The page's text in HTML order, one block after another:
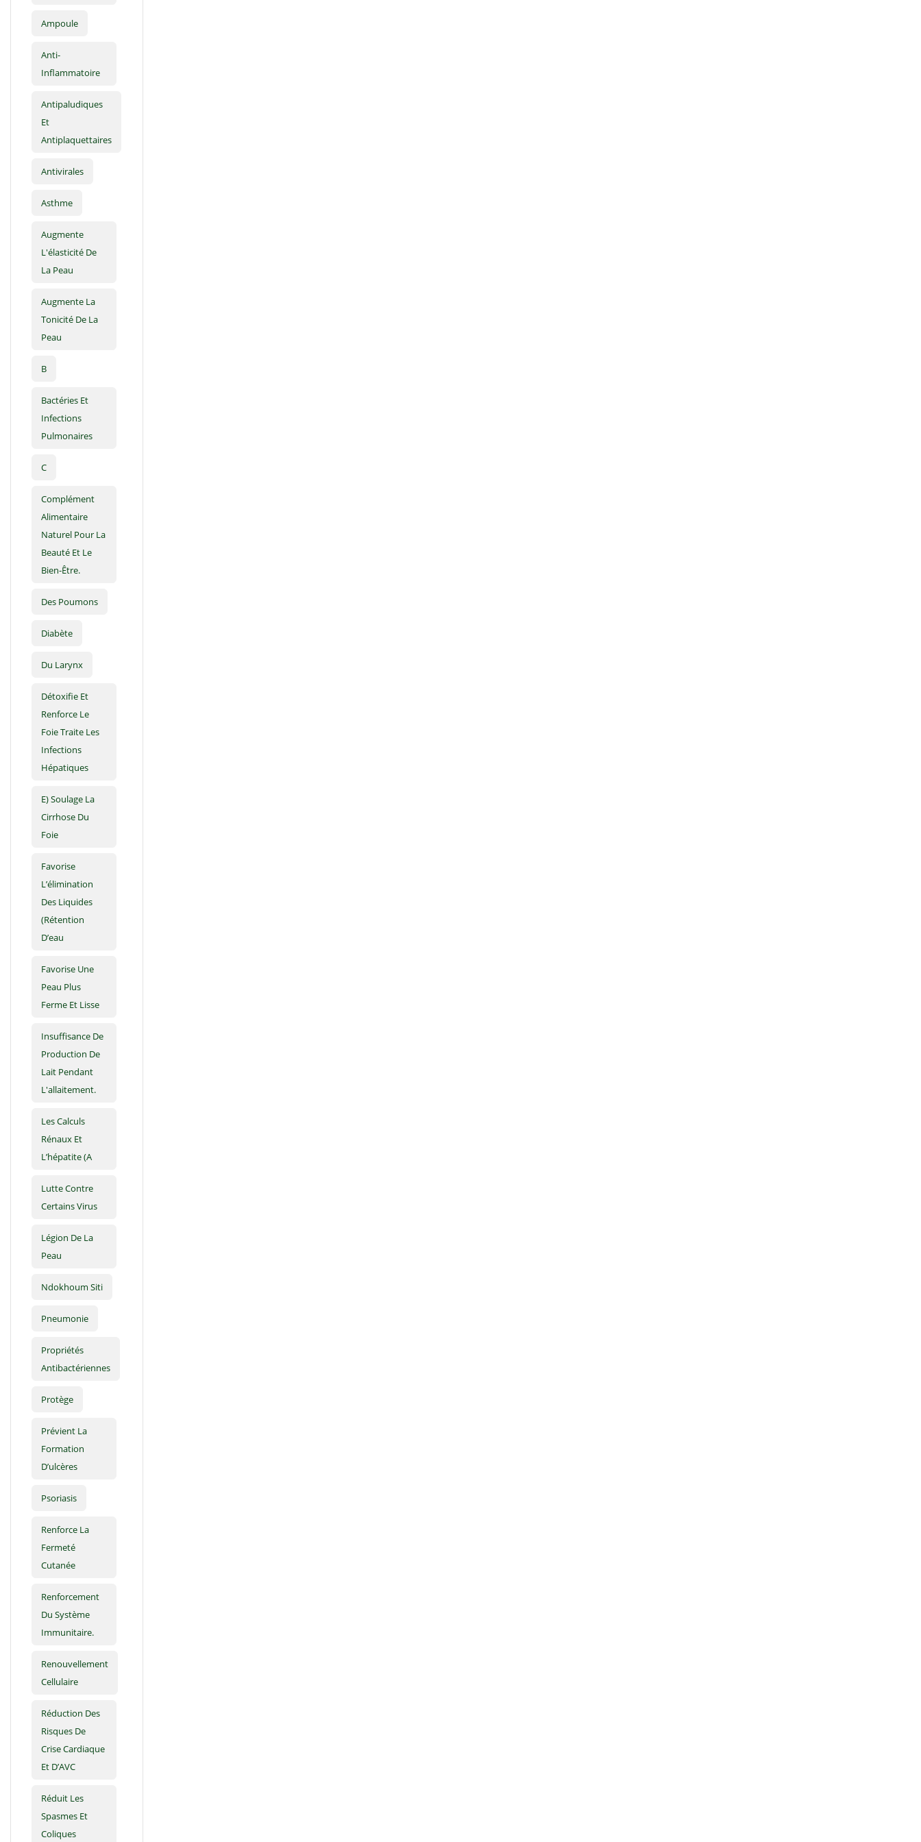
Ampoule
Anti-
Inflammatoire
Antipaludiques
Et
Antiplaquettaires
Antivirales
Asthme
Augmente
L'élasticité De
La Peau
Augmente La
Tonicité De La
Peau
B
Bactéries Et
Infections
Pulmonaires
C
Complément
Alimentaire
Naturel Pour La
Beauté Et Le
Bien-Être.
Des Poumons
Diabète
Du Larynx
Détoxifie Et
Renforce Le
Foie Traite Les
Infections
Hépatiques
E) Soulage La
Cirrhose Du
Foie
Favorise
L’élimination
Des Liquides
(rétention
D’eau
Favorise Une
Peau Plus
Ferme Et Lisse
Insuffisance De
Production De
Lait Pendant
L'allaitement.
Les Calculs
Rénaux Et
L’hépatite (A
Lutte Contre
Certains Virus
Légion De La
Peau
Ndokhoum Siti
Pneumonie
Propriétés
Antibactériennes
Protège
Prévient La
Formation
D’ulcères
Psoriasis
Renforce La
Fermeté
Cutanée
Renforcement
Du Système
Immunitaire.
Renouvellement
Cellulaire
Réduction Des
Risques De
Crise Cardiaque
Et D’AVC
Réduit Les
Spasmes Et
Coliques